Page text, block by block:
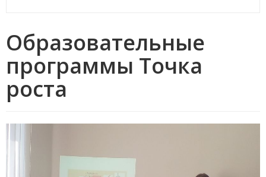
Образовательные
программы Точка
роста